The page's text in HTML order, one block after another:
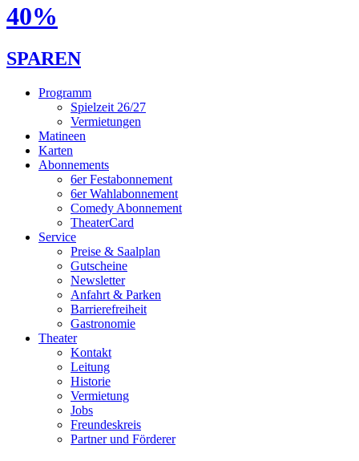
40%
SPAREN
Programm
Spielzeit 26/27
Vermietungen
Matineen
Karten
Abonnements
6er Festabonnement
6er Wahlabonnement
Comedy Abonnement
TheaterCard
Service
Preise & Saalplan
Gutscheine
Newsletter
Anfahrt & Parken
Barrierefreiheit
Gastronomie
Theater
Kontakt
Leitung
Historie
Vermietung
Jobs
Freundeskreis
Partner und Förderer